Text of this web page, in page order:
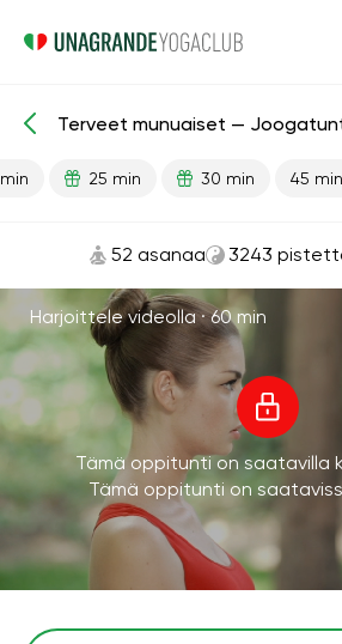
Valmiit oppitunnit Munuaiset
Terveet munuaiset —
25 min 30 min 45 min
52 asanaa 3243
Harjoittele videolla ·60 min
Tämä oppitunti on saatavilla
Tämä oppitunti on